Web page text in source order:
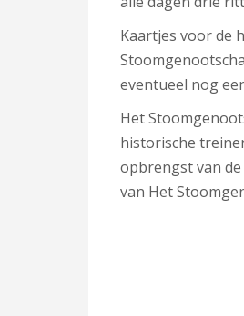
Kaartjes voor de
eventueel nog
Het
historische
opbrengst van
van Het